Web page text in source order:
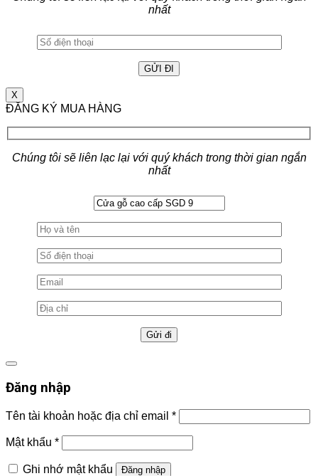
nhất
X
ĐĂNG KÝ MUA HÀNG
Chúng tôi sẽ liên lạc lại với quý khách trong thời gian ngắn
nhất
Đăng nhập
Tên tài khoản hoặc địa chỉ email *
Mật khẩu *
Ghi nhớ mật khẩu Đăng nhập